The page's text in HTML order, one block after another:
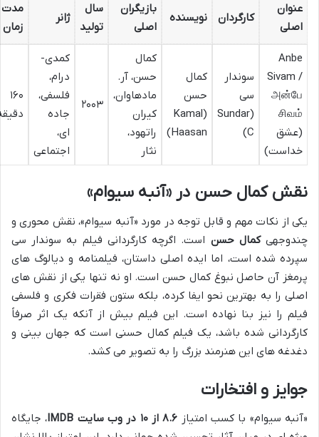
عنوان
اصلی
کارگردان نویسنده
بازیگران
اصلی
سال
تولید
ژانر
مدت
زمان
Anbe
Sivam /
அன்பே
சிவம்
(عشق
خداست)
سوندار
سی
(Sundar
C)
کمال
حسن
(Kamal
Haasan)
کمال
حسن، آر.
مادهاوان،
کیران
راتهود،
نثار
۲۰۰۳
کمدی-
درام،
فلسفی،
جاده
ای،
اجتماعی
۱۶۰
نقش کمال حسن در «آنبه سیوام»
یکی از نکات مهم و قابل توجه در مورد «آنبه سیوام»، نقش محوری و
چندوجهیکمال حسن است. اگرچه کارگردانی فیلم به سوندار سی
سپرده شده است، اما ایده اصلی داستان، فیلمنامه و دیالوگ های
پرمغز آن حاصل نبوغ کمال حسن است. او نه تنها یکی از نقش های
اصلی را به بهترین نحو ایفا کرده، بلکه ستون فقرات فکری و فلسفی
فیلم را نیز بنا نهاده است. این فیلم بیش از آنکه یک اثر صرفاً
کارگردانی شده باشد، یک فیلم کمال حسنی است که جهان بینی و
دغدغه های این هنرمند بزرگ را به تصویر می کشد.
جوایز و افتخارات
«آنبه سیوام» با کسب امتیاز ۸.۶ از ۱۰ در وب سایت IMDB
، جایگاه